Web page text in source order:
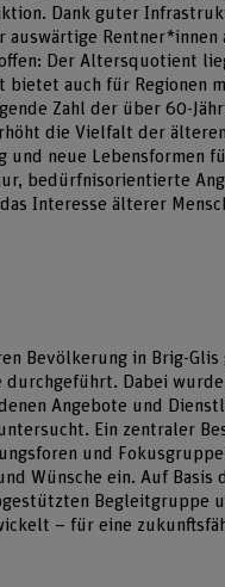
Dank guter
auswärtige
Der Altersquotient
bietet auch für Regionen
Zahl der über 60-
die Vielfalt der
und neue Lebensformen
bedürfnisorientierte
Interesse älterer
Bevölkerung in Brig-
durchgeführt. Dabei
Angebote und
Ein zentraler
und
Wünsche ein. Auf
Begleitgruppe
– für eine